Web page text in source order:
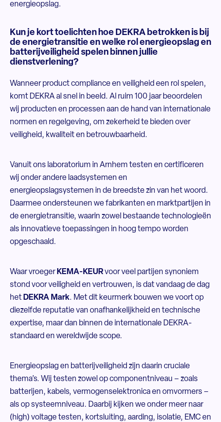
energieopslag.
Kun je kort toelichten hoe DEKRA betrokken is bij
de energietransitie en welke rol energieopslag en
batterijveiligheid spelen binnen jullie
dienstverlening?
Wanneer product compliance en veiligheid een rol spelen,
komt DEKRA al snel in beeld. Al ruim 100 jaar beoordelen
wij producten en processen aan de hand van internationale
normen en regelgeving, om zekerheid te bieden over
veiligheid, kwaliteit en betrouwbaarheid.
Vanuit ons laboratorium in Arnhem testen en certificeren
wij onder andere laadsystemen en
energieopslagsystemen in de breedste zin van het woord.
Daarmee ondersteunen we fabrikanten en marktpartijen in
de energietransitie, waarin zowel bestaande technologieën
als innovatieve toepassingen in hoog tempo worden
opgeschaald.
Waar vroeger KEMA-KEURvoor veel partijen synoniem
stond voor veiligheid en vertrouwen, is dat vandaag de dag
het DEKRA Mark. Met dit keurmerk bouwen we voort op
diezelfde reputatie van onafhankelijkheid en technische
expertise, maar dan binnen de internationale DEKRA-
standaard en wereldwijde scope.
Energieopslag en batterijveiligheid zijn daarin cruciale
thema’s. Wij testen zowel op componentniveau – zoals
batterijen, kabels, vermogenselektronica en omvormers –
als op systeemniveau. Daarbij kijken we onder meer naar
(high) voltage testen, kortsluiting, aarding, isolatie, EMC en